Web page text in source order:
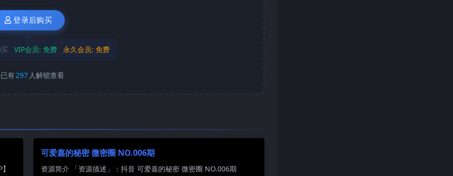
登录后购买
VIP会员: 免费 永久会员: 免费
已有297 人解锁查看
可爱嘉的秘密 微密圈 NO.006期
资源简介 「资源描述」：抖音 可爱嘉的秘密 微密圈 NO.006期